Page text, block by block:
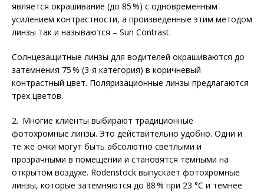
является окрашивание (до 85 %) с одновременным
усилением контрастности, а произведенные этим методом
линзы так и называются – Sun Contrast.
Солнцезащитные линзы для водителей окрашиваются до
затемнения 75 % (3-я категория) в коричневый
контрастный цвет. Поляризационные линзы предлагаются
трех цветов.
2. Многие клиенты выбирают традиционные
фотохромные линзы. Это действительно удобно. Одни и
те же очки могут быть абсолютно светлыми и
прозрачными в помещении и становятся темными на
открытом воздухе. Rodenstock выпускает фотохромные
линзы, которые затемняются до 88 % при 23 °С и темнее